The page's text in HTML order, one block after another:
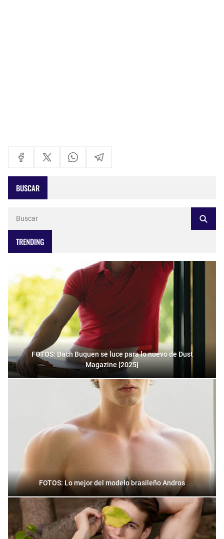
BUSCAR
TRENDING
FOTOS: Bach Buquen se luce para lo nuevo de Dust
Magazine [2025]
FOTOS: Lo mejor del modelo brasileño Andros